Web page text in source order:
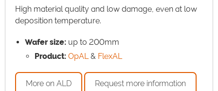
High material quality and low damage, even at low
deposition temperature.
Wafer size: up to 200mm
Product: OpAL& FlexAL
More on ALD Request more information